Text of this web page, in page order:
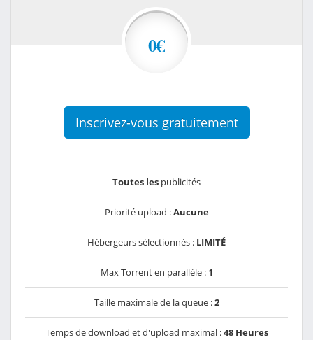
0€
Inscrivez-vous gratuitement
Toutes les publicités
Priorité upload :Aucune
Hébergeurs sélectionnés : LIMITÉ
Max Torrent en parallèle : 1
Taille maximale de la queue :2
Temps de download et d'upload maximal :48 Heures